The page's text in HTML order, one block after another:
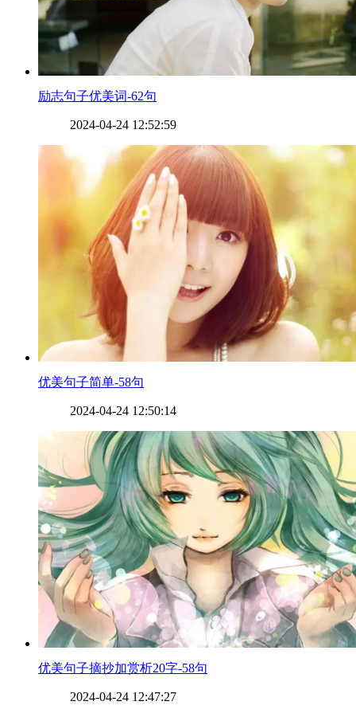
​励志句子优美词-62句
2024-04-24 12:52:59
​优美句子简单-58句
2024-04-24 12:50:14
​优美句子摘抄加赏析20字-58句
2024-04-24 12:47:27